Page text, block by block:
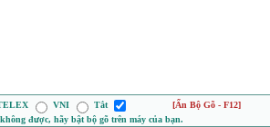
VNI Tắt
[Ẩn Bộ Gõ - F12]
được, hãy bật bộ gõ trên máy của bạn.